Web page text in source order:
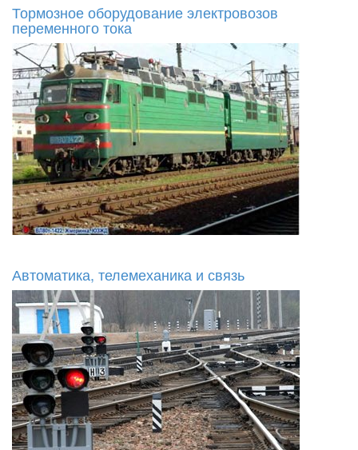
Тормозное оборудование электровозов
переменного тока
Автоматика, телемеханика и связь